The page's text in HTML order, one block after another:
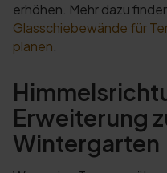
erhöhen. Mehr dazu
Glasschiebewände für
planen
Erweiterung
Wintergarten